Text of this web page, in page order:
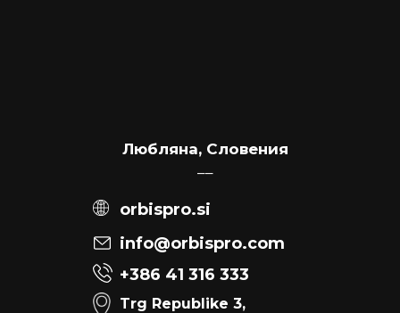
Любляна, Словения
––
+386 41 316 333
Trg Republike 3,
orbispro.si
info@orbispro.com